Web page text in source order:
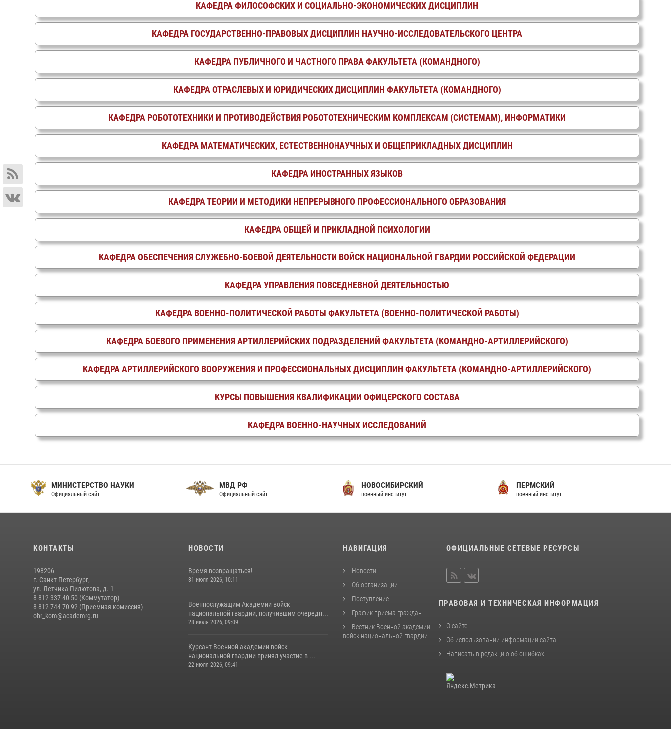
КАФЕДРА ФИЛОСОФСКИХ И СОЦИАЛЬНО-ЭКОНОМИЧЕСКИХ ДИСЦИПЛИН
КАФЕДРА ГОСУДАРСТВЕННО-ПРАВОВЫХ ДИСЦИПЛИН НАУЧНО-ИССЛЕДОВАТЕЛЬСКОГО ЦЕНТРА
КАФЕДРА ПУБЛИЧНОГО И ЧАСТНОГО ПРАВА ФАКУЛЬТЕТА (КОМАНДНОГО)
КАФЕДРА ОТРАСЛЕВЫХ И ЮРИДИЧЕСКИХ ДИСЦИПЛИН ФАКУЛЬТЕТА (КОМАНДНОГО)
КАФЕДРА РОБОТОТЕХНИКИ И ПРОТИВОДЕЙСТВИЯ РОБОТОТЕХНИЧЕСКИМ КОМПЛЕКСАМ (СИСТЕМАМ), ИНФОРМАТИКИ
КАФЕДРА МАТЕМАТИЧЕСКИХ, ЕСТЕСТВЕННОНАУЧНЫХ И ОБЩЕПРИКЛАДНЫХ ДИСЦИПЛИН
КАФЕДРА ИНОСТРАННЫХ ЯЗЫКОВ
КАФЕДРА ТЕОРИИ И МЕТОДИКИ НЕПРЕРЫВНОГО ПРОФЕССИОНАЛЬНОГО ОБРАЗОВАНИЯ
КАФЕДРА ОБЩЕЙ И ПРИКЛАДНОЙ ПСИХОЛОГИИ
КАФЕДРА ОБЕСПЕЧЕНИЯ СЛУЖЕБНО-БОЕВОЙ ДЕЯТЕЛЬНОСТИ ВОЙСК НАЦИОНАЛЬНОЙ ГВАРДИИ РОССИЙСКОЙ ФЕДЕРАЦИИ
КАФЕДРА УПРАВЛЕНИЯ ПОВСЕДНЕВНОЙ ДЕЯТЕЛЬНОСТЬЮ
КАФЕДРА ВОЕННО-ПОЛИТИЧЕСКОЙ РАБОТЫ ФАКУЛЬТЕТА (ВОЕННО-ПОЛИТИЧЕСКОЙ РАБОТЫ)
КАФЕДРА БОЕВОГО ПРИМЕНЕНИЯ АРТИЛЛЕРИЙСКИХ ПОДРАЗДЕЛЕНИЙ ФАКУЛЬТЕТА (КОМАНДНО-АРТИЛЛЕРИЙСКОГО)
КАФЕДРА АРТИЛЛЕРИЙСКОГО ВООРУЖЕНИЯ И ПРОФЕССИОНАЛЬНЫХ ДИСЦИПЛИН ФАКУЛЬТЕТА (КОМАНДНО-АРТИЛЛЕРИЙСКОГО)
КУРСЫ ПОВЫШЕНИЯ КВАЛИФИКАЦИИ ОФИЦЕРСКОГО СОСТАВА
КАФЕДРА ВОЕННО-НАУЧНЫХ ИССЛЕДОВАНИЙ
МИНИСТЕРСТВО НАУКИ
Официальный сайт
МВД РФ
Официальный сайт
НОВОСИБИРСКИЙ
военный институт
ПЕРМСКИЙ
военный институт
КОНТАКТЫ
198206
г. Санкт-Петербург,
ул. Летчика Пилютова, д. 1
8-812-337-40-50 (Коммутатор)
8-812-744-70-92 (Приемная комиссия)
obr_kom@academrg.ru
НОВОСТИ
Время возвращаться!
31 июля 2026, 10:11
Военнослужащим Академии войск
национальной гвардии, получившим очередн...
28 июля 2026, 09:09
Курсант Военной академии войск
национальной гвардии принял участие в ...
22 июля 2026, 09:41
НАВИГАЦИЯ
Новости
Об организации
Поступление
График приема граждан
Вестник Военной академии
войск национальной гвардии
ОФИЦИАЛЬНЫЕ СЕТЕВЫЕ РЕСУРСЫ
ПРАВОВАЯ И ТЕХНИЧЕСКАЯ ИНФОРМАЦИЯ
О сайте
Об использовании информации сайта
Написать в редакцию об ошибках